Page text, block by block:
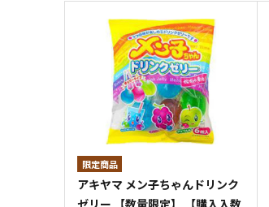
アキヤマ メン子ちゃんドリンク